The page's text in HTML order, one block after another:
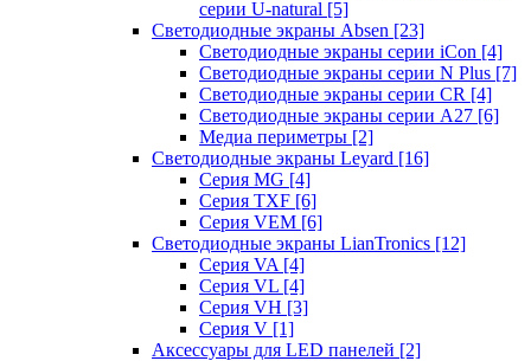
серии U-natural [5]
Светодиодные экраны Absen [23]
Светодиодные экраны серии iCon [4]
Светодиодные экраны серии N Plus [7]
Светодиодные экраны серии CR [4]
Светодиодные экраны серии А27 [6]
Медиа периметры [2]
Светодиодные экраны Leyard [16]
Серия MG [4]
Серия TXF [6]
Серия VEM [6]
Светодиодные экраны LianTronics [12]
Серия VA [4]
Серия VL [4]
Серия VH [3]
Серия V [1]
Аксессуары для LED панелей [2]